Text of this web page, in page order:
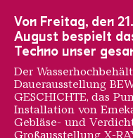
Von Freitag, den
August bespielt
Techno unser
Der
Dauerausstellung
GESCHICHTE, das
Installation von
Gebläse- und
Großausstellung X-